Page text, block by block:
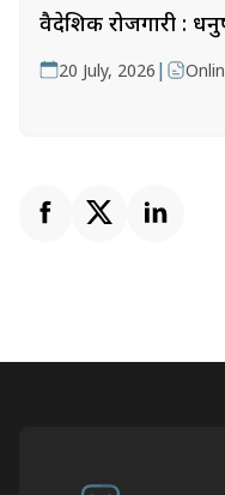
वैदेशिक रोजगारी :
20 July, 2026 |